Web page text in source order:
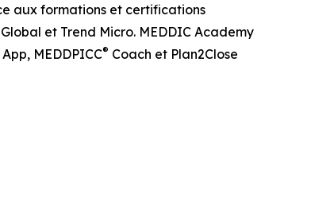
aux formations et certifications
et Trend Micro. MEDDIC Academy
App, MEDDPICC® Coach et Plan2Close